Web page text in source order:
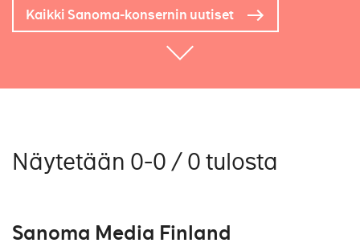
Kaikki Sanoma-konsernin uutiset
Näytetään 0-0 / 0 tulosta
Sanoma Media Finland